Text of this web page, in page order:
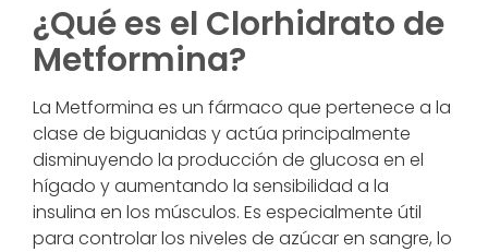
¿Qué es el Clorhidrato de
Metformina?
La Metformina es un fármaco que pertenece a la
clase de biguanidas y actúa principalmente
disminuyendo la producción de glucosa en el
hígado y aumentando la sensibilidad a la
insulina en los músculos. Es especialmente útil
para controlar los niveles de azúcar en sangre, lo